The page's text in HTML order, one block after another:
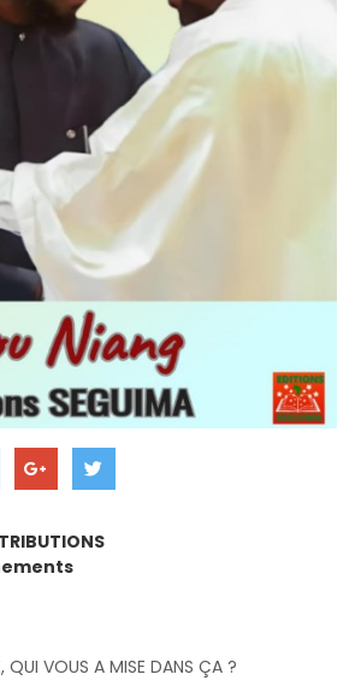
QUI VOUS A MISE DANS ÇA ?